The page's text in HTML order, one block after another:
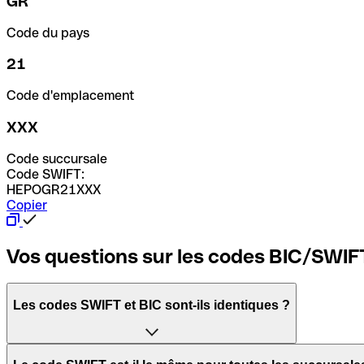
Code du pays
21
Code d'emplacement
XXX
Code succursale
Code SWIFT:
HEPOGR21XXX
Copier
Vos questions sur les codes BIC/
Les codes SWIFT et BIC sont-ils identiques ?